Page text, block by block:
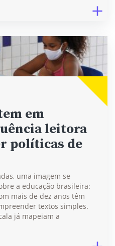
em
leitora
políticas de
uma imagem se
a educação brasileira:
mais de dez anos têm
textos simples.
já mapeiam a